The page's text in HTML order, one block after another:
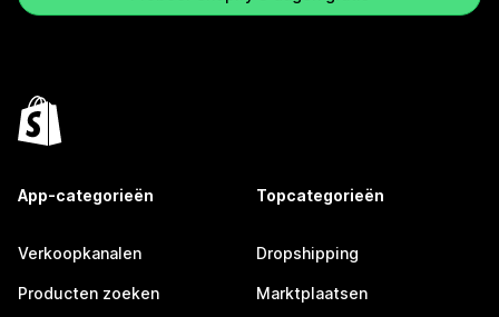
App-categorieën
Verkoopkanalen
Producten zoeken
Topcategorieën
Dropshipping
Marktplaatsen